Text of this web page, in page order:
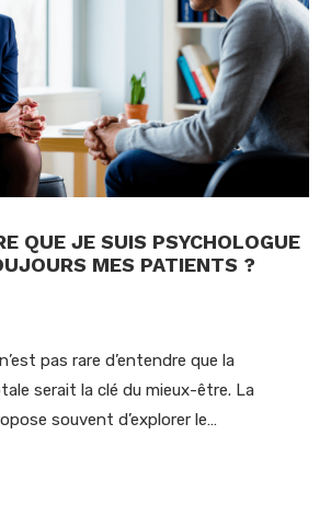
QUE JE SUIS PSYCHOLOGUE
MES PATIENTS ?
pas rare d’entendre que la
serait la clé du mieux-être. La
souvent d’explorer le…